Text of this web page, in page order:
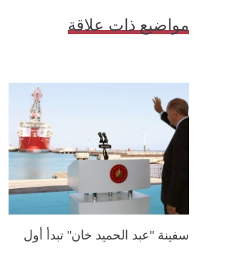
مواضيع ذات علاقة
سفينة "عبد الحميد خان" تبدأ أول